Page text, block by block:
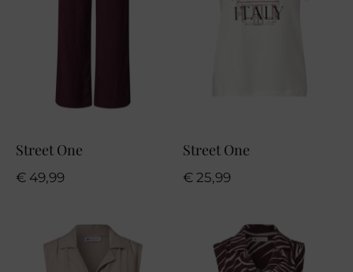
Street One
€ 49,99
Street One
€ 25,99